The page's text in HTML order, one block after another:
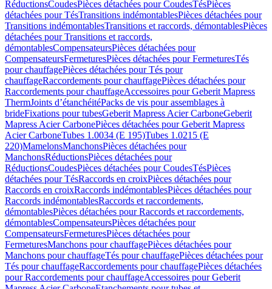
RéductionsCoudesPièces détachées pour CoudesTésPièces
détachées pour TésTransitions indémontablesPièces détachées pour
Transitions indémontablesTransitions et raccords, démontablesPièces
détachées pour Transitions et raccords,
démontablesCompensateursPièces détachées pour
CompensateursFermeturesPièces détachées pour FermeturesTés
pour chauffagePièces détachées pour Tés pour
chauffageRaccordements pour chauffagePièces détachées pour
Raccordements pour chauffageAccessoires pour Geberit Mapress
ThermJoints d’étanchéitéPacks de vis pour assemblages à
brideFixations pour tubesGeberit Mapress Acier CarboneGeberit
Mapress Acier CarbonePièces détachées pour Geberit Mapress
Acier CarboneTubes 1.0034 (E 195)Tubes 1.0215 (E
220)MamelonsManchonsPièces détachées pour
ManchonsRéductionsPièces détachées pour
RéductionsCoudesPièces détachées pour CoudesTésPièces
détachées pour TésRaccords en croixPièces détachées pour
Raccords en croixRaccords indémontablesPièces détachées pour
Raccords indémontablesRaccords et raccordements,
démontablesPièces détachées pour Raccords et raccordements,
démontablesCompensateursPièces détachées pour
CompensateursFermeturesPièces détachées pour
FermeturesManchons pour chauffagePièces détachées pour
Manchons pour chauffageTés pour chauffagePièces détachées pour
Tés pour chauffageRaccordements pour chauffagePièces détachées
pour Raccordements pour chauffageAccessoires pour Geberit